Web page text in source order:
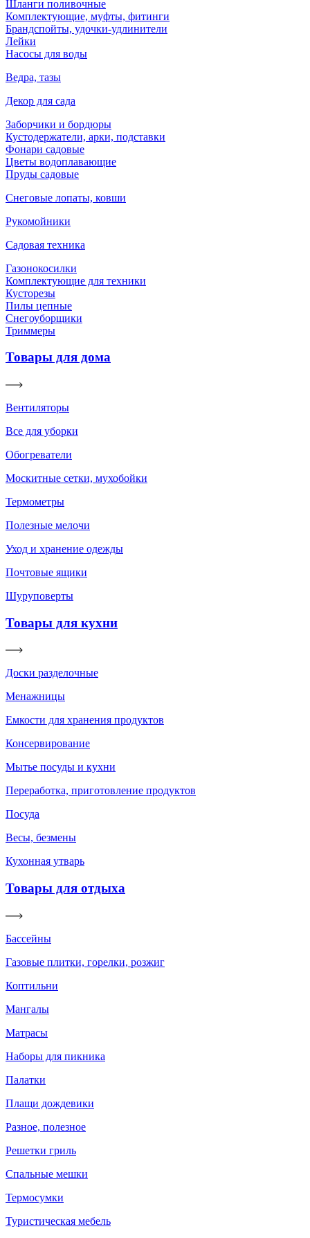
Шланги поливочные
Комплектующие, муфты, фитинги
Брандспойты, удочки-удлинители
Лейки
Насосы для воды
Ведра, тазы
Декор для сада
Заборчики и бордюры
Кустодержатели, арки, подставки
Фонари садовые
Цветы водоплавающие
Пруды садовые
Снеговые лопаты, ковши
Рукомойники
Садовая техника
Газонокосилки
Комплектующие для техники
Кусторезы
Пилы цепные
Снегоуборщики
Триммеры
Товары для дома
Вентиляторы
Все для уборки
Обогреватели
Москитные сетки, мухобойки
Термометры
Полезные мелочи
Уход и хранение одежды
Почтовые ящики
Шуруповерты
Товары для кухни
Доски разделочные
Менажницы
Емкости для хранения продуктов
Консервирование
Мытье посуды и кухни
Переработка, приготовление продуктов
Посуда
Весы, безмены
Кухонная утварь
Товары для отдыха
Бассейны
Газовые плитки, горелки, розжиг
Коптильни
Мангалы
Матрасы
Наборы для пикника
Палатки
Плащи дождевики
Разное, полезное
Решетки гриль
Спальные мешки
Термосумки
Туристическая мебель